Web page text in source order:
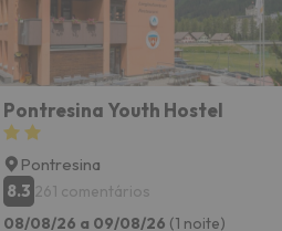
Pontresina Youth Hostel
Pontresina
8.3 261 comentários
08/08/26 a 09/08/26 (1 noite)